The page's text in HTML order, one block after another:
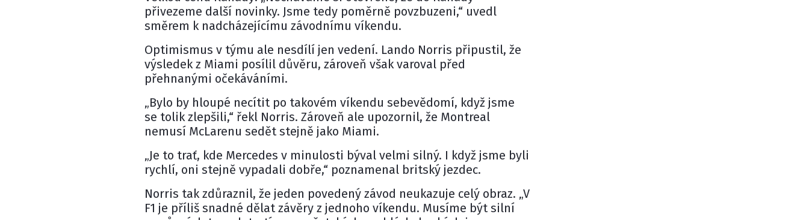
přivezeme další novinky. Jsme tedy poměrně povzbuzeni,“ uvedl
směrem k nadcházejícímu závodnímu víkendu.
Optimismus v týmu ale nesdílí jen vedení. Lando Norris připustil, že
výsledek z Miami posílil důvěru, zároveň však varoval před
přehnanými očekáváními.
„Bylo by hloupé necítit po takovém víkendu sebevědomí, když jsme
se tolik zlepšili,“ řekl Norris. Zároveň ale upozornil, že Montreal
nemusí McLarenu sedět stejně jako Miami.
„Je to trať, kde Mercedes v minulosti býval velmi silný. I když jsme byli
rychlí, oni stejně vypadali dobře,“ poznamenal britský jezdec.
Norris tak zdůraznil, že jeden povedený závod neukazuje celý obraz. „V
F1 je příliš snadné dělat závěry z jednoho víkendu. Musíme být silní